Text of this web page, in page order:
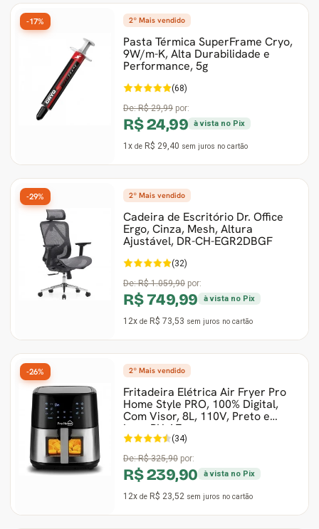
2º Mais vendido
Pasta Térmica SuperFrame Cryo,
9W/m-K, Alta Durabilidade e
Performance, 5g
(68)
De:R$ 29,99 por:
R$ 24,99 à vista no Pix
1x de R$ 29,40 sem juros no cartão
-17%
2º Mais vendido
Cadeira de Escritório Dr. Office
Ergo, Cinza, Mesh, Altura
Ajustável, DR-CH-EGR2DBGF
(32)
De:R$ 1.059,90 por:
R$ 749,99 à vista no Pix
12x de R$ 73,53 sem juros no cartão
-29%
2º Mais vendido
Fritadeira Elétrica Air Fryer Pro
Home Style PRO, 100% Digital,
Com Visor, 8L, 110V, Preto e
Inox, PH-AF-
(34)
De:R$ 325,90 por:
R$ 239,90 à vista no Pix
12x de R$ 23,52 sem juros no cartão
-26%